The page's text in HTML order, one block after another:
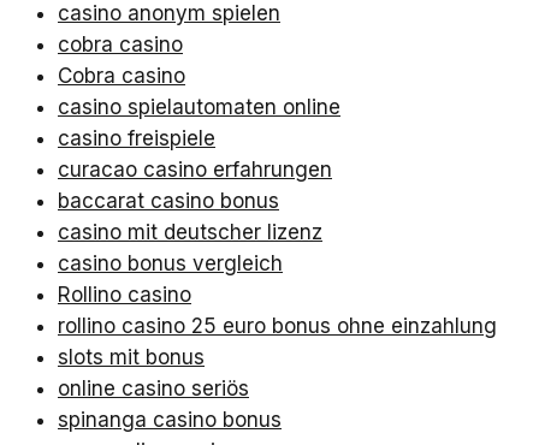
casino anonym spielen
cobra casino
Cobra casino
casino spielautomaten online
casino freispiele
curacao casino erfahrungen
baccarat casino bonus
casino mit deutscher lizenz
casino bonus vergleich
Rollino casino
rollino casino 25 euro bonus ohne einzahlung
slots mit bonus
online casino seriös
spinanga casino bonus